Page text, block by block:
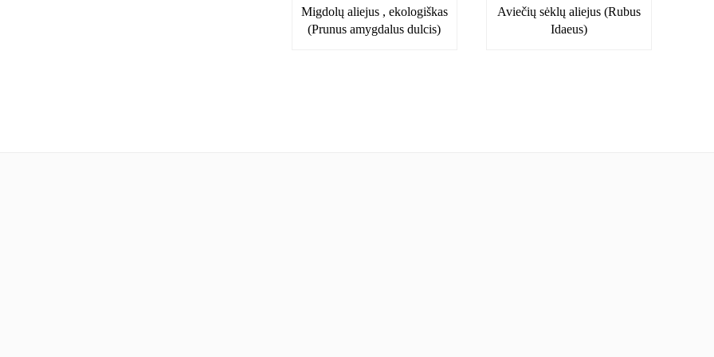
Migdolų aliejus , ekologiškas
(Prunus amygdalus dulcis)
Aviečių sėklų aliejus (Rubus
Idaeus)